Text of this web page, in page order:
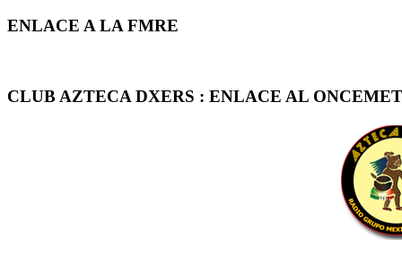
ENLACE A LA FMRE
CLUB AZTECA DXERS : ENLACE AL